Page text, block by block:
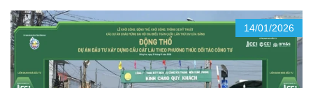
14/01/2026